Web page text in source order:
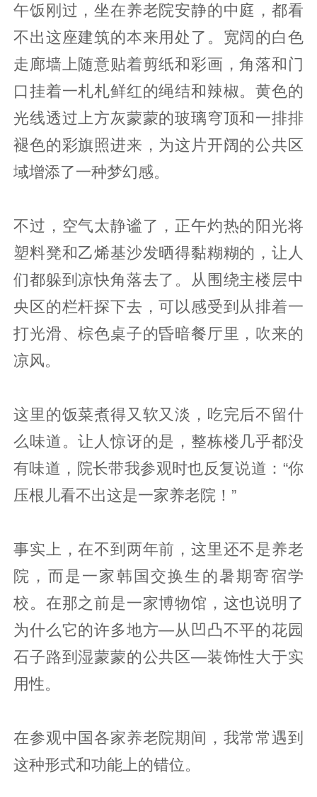
午饭刚过，坐在养老院安静的中庭，都看
不出这座建筑的本来用处了。宽阔的白色
走廊墙上随意贴着剪纸和彩画，角落和门
口挂着一札札鲜红的绳结和辣椒。黄色的
光线透过上方灰蒙蒙的玻璃穹顶和一排排
褪色的彩旗照进来，为这片开阔的公共区
域增添了一种梦幻感。
不过，空气太静谧了，正午灼热的阳光将
塑料凳和乙烯基沙发晒得黏糊糊的，让人
们都躲到凉快角落去了。从围绕主楼层中
央区的栏杆探下去，可以感受到从排着一
打光滑、棕色桌子的昏暗餐厅里，吹来的
凉风。
这里的饭菜煮得又软又淡，吃完后不留什
么味道。让人惊讶的是，整栋楼几乎都没
有味道，院长带我参观时也反复说道：“你
压根儿看不出这是一家养老院！”
事实上，在不到两年前，这里还不是养老
院，而是一家韩国交换生的暑期寄宿学
校。在那之前是一家博物馆，这也说明了
为什么它的许多地方—从凹凸不平的花园
石子路到湿蒙蒙的公共区—装饰性大于实
用性。
在参观中国各家养老院期间，我常常遇到
这种形式和功能上的错位。